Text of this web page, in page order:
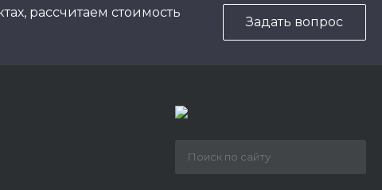
рассчитаем стоимость
Задать вопрос